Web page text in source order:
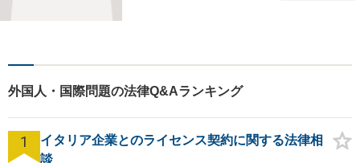
外国人・国際問題の法律Q&Aランキング
1
イタリア企業とのライセンス契約に関する法律相
談